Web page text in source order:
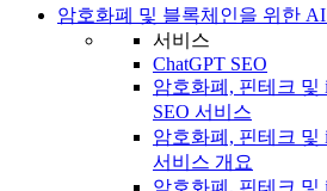
암호화폐 및 블록체인을 위한
서비스
ChatGPT SEO
암호화폐, 핀테크 및
SEO 서비스
암호화폐, 핀테크 및
서비스 개요
암호화폐, 핀테크 및